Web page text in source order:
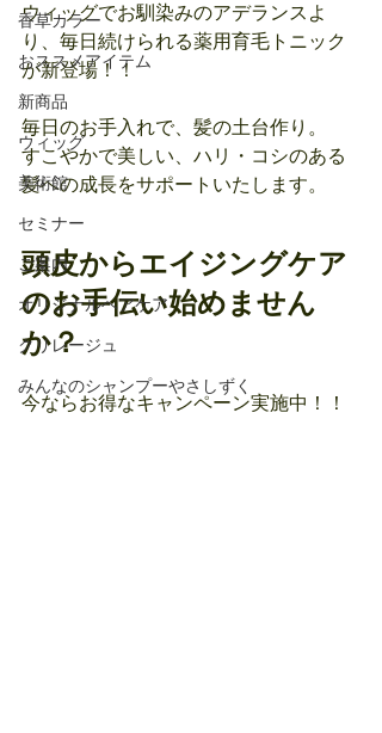
香草カラー
おススメアイテム
新商品
ウィッグ
美術館
セミナー
ご案内
オリジナルヘアケア
クリレージュ
みんなのシャンプーやさしずく
ウィッグでお馴染みのアデランスよ
り、毎日続けられる薬用育毛トニック
が新登場！！
毎日のお手入れで、髪の土台作り。
すこやかで美しい、ハリ・コシのある
髪への成長をサポートいたします。
頭皮からエイジングケア
のお手伝い始めません
か？
今ならお得なキャンペーン実施中！！